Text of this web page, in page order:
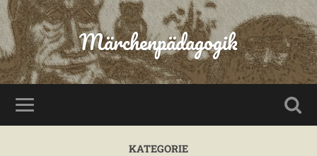
Märchenpädagogik
KATEGORIE